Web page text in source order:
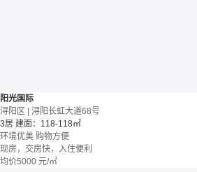
阳光国际
浔阳区 | 浔阳长虹大道68号
3居 建面：118-118㎡
环境优美 购物方便
现房，交房快，入住便利
均价5000 元/㎡